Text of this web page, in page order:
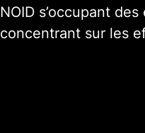
NOID s’occupant
concentrant sur les